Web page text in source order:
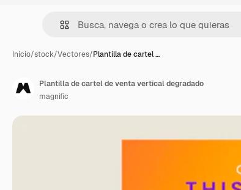
Inicio/stock/Vectores/Plantilla de cartel …
Plantilla de cartel de venta vertical degradado
magnific